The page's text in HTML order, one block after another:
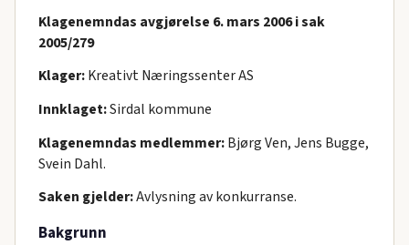
Klagenemndas avgjørelse 6. mars 2006 i sak
2005/279
Klager:Kreativt Næringssenter AS
Innklaget:Sirdal kommune
Klagenemndas medlemmer:Bjørg Ven, Jens Bugge,
Svein Dahl.
Saken gjelder:Avlysning av konkurranse.
Bakgrunn